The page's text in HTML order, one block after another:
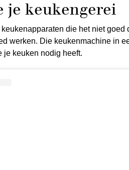
je keukengerei
die het niet
werken. Die keukenmachine in
je keuken nodig heeft.